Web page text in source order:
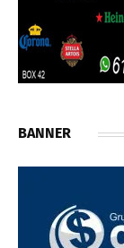
BANNER